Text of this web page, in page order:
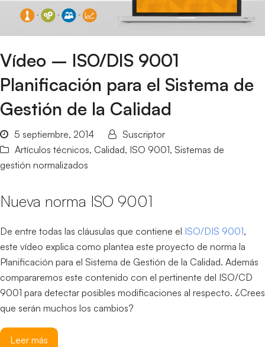
Vídeo – ISO/DIS 9001
Planificación para el Sistema de
Gestión de la Calidad
5 septiembre, 2014
Suscriptor
Artículos técnicos, Calidad, ISO 9001, Sistemas de
gestión normalizados
Nueva norma ISO 9001
De entre todas las cláusulas que contiene el ISO/DIS 9001,
este vídeo explica como plantea este proyecto de norma la
Planificación para el Sistema de Gestión de la Calidad. Además
compararemos este contenido con el pertinente del ISO/CD
9001 para detectar posibles modificaciones al respecto. ¿Crees
que serán muchos los cambios?
Leer más